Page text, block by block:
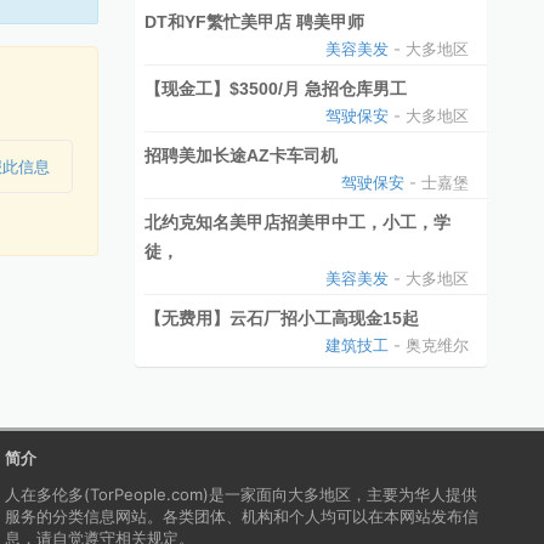
信息
DT和YF繁忙美甲店 聘美甲师
美容美发 - 大多地区
【现金工】$3500/月 急招仓库男工
驾驶保安 - 大多地区
招聘美加长途AZ卡车司机
驾驶保安 - 士嘉堡
北约克知名美甲店招美甲中工，小工，学
徒，
美容美发 - 大多地区
【无费用】云石厂招小工高现金15起
建筑技工 - 奥克维尔
简介
人在多伦多(TorPeople.com)是一家面向大多地区，主要为华人提供
服务的分类信息网站。各类团体、机构和个人均可以在本网站发布信
息，请自觉遵守相关规定。